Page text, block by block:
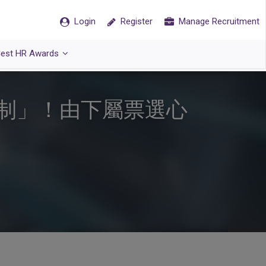
Login Register Manage Recruitment
HR Awards
」！由下屬票選心